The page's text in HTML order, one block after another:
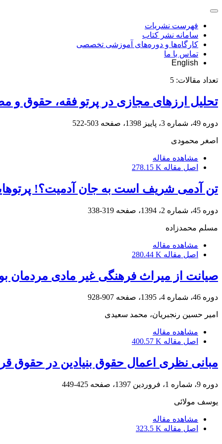
فهرست نشریات
سامانه نشر کتاب
کارگاه‌ها و دوره‌های آموزشی تخصصی
تماس با ما
English
تعداد مقالات: 5
تحلیل ارزهای مجازی در پرتو فقه، حقوق و
دوره 49، شماره 3، پاییز 1398، صفحه 503-522
اصغر محمودی
مشاهده مقاله
اصل مقاله 278.15 K
تن آدمی شریف است به جان آدمیت؟!
دوره 45، شماره 2، 1394، صفحه 319-338
مسلم محمدزاده
مشاهده مقاله
اصل مقاله 280.44 K
صیانت از میراث فرهنگی غیر مادی
دوره 46، شماره 4، 1395، صفحه 907-928
امیر حسین رنجبریان، محمد سعیدی
مشاهده مقاله
اصل مقاله 400.57 K
مبانی نظری اعمال حقوق بنیادین در حقوق
دوره 9، شماره 1، فروردین 1397، صفحه 425-449
یوسف مولائی
مشاهده مقاله
اصل مقاله 323.5 K